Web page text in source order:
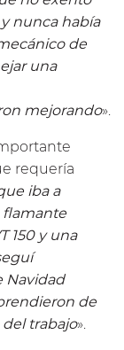
nunca había
de
una
mejorando».
requería
iba a
flamante
150 y una
Navidad
de
trabajo».